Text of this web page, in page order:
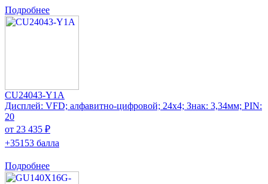
Подробнее
CU24043-Y1A
Дисплей: VFD; алфавитно-цифровой; 24x4; Знак: 3,34мм; PIN:
20
от 23 435 ₽
+35153 балла
Подробнее